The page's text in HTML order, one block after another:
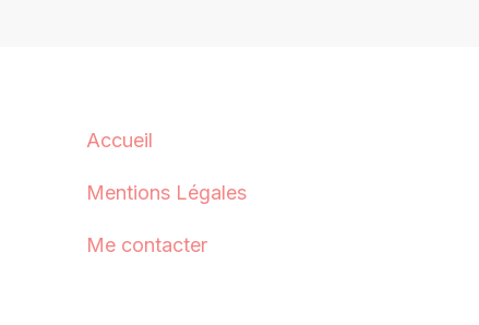
Accueil
Mentions Légales
Me contacter